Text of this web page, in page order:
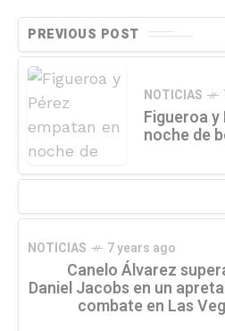
PREVIOUS POST
NOTICIAS
Figueroa
noche de
NOTICIAS 7 years ago
Canelo Álvarez
Daniel Jacobs en un
combate en Las